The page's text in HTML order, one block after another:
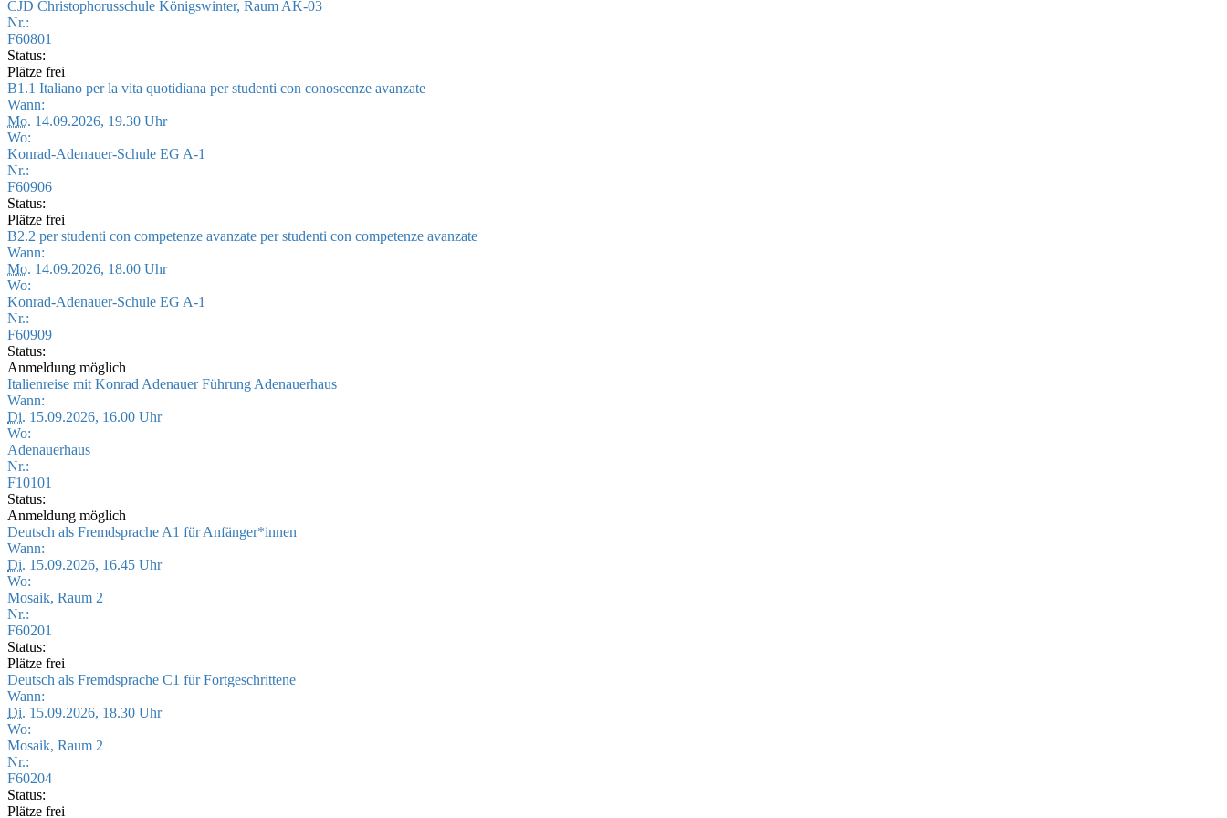
CJD Christophorusschule Königswinter, Raum AK-03
Nr.:
F60801
Status:
Plätze frei
B1.1 Italiano per la vita quotidiana per studenti con conoscenze avanzate
Wann:
Mo. 14.09.2026, 19.30 Uhr
Wo:
Konrad-Adenauer-Schule EG A-1
Nr.:
F60906
Status:
Plätze frei
B2.2 per studenti con competenze avanzate per studenti con competenze avanzate
Wann:
Mo. 14.09.2026, 18.00 Uhr
Wo:
Konrad-Adenauer-Schule EG A-1
Nr.:
F60909
Status:
Anmeldung möglich
Italienreise mit Konrad Adenauer Führung Adenauerhaus
Wann:
Di. 15.09.2026, 16.00 Uhr
Wo:
Adenauerhaus
Nr.:
F10101
Status:
Anmeldung möglich
Deutsch als Fremdsprache A1 für Anfänger*innen
Wann:
Di. 15.09.2026, 16.45 Uhr
Wo:
Mosaik, Raum 2
Nr.:
F60201
Status:
Plätze frei
Deutsch als Fremdsprache C1 für Fortgeschrittene
Wann:
Di. 15.09.2026, 18.30 Uhr
Wo:
Mosaik, Raum 2
Nr.:
F60204
Status:
Plätze frei